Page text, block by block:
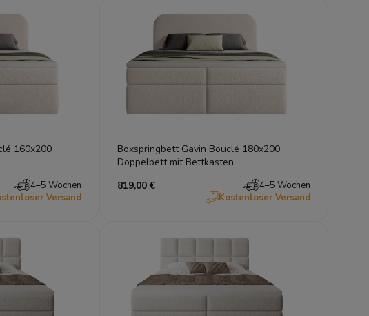
160x200
4–5 Wochen
Versand
Boxspringbett Gavin Bouclé 180x200
Doppelbett mit Bettkasten
819,00 €
4–5 Wochen
Kostenloser Versand